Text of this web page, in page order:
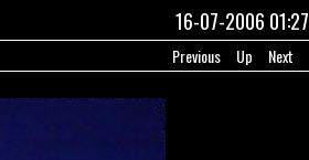
16-07-2006 01:27
Previous Up Next